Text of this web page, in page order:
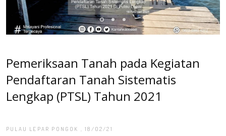
Pemeriksaan Tanah pada Kegiatan
Pendaftaran Tanah Sistematis
Lengkap (PTSL) Tahun 2021
PULAU LEPAR PONGOK , 18/02/21